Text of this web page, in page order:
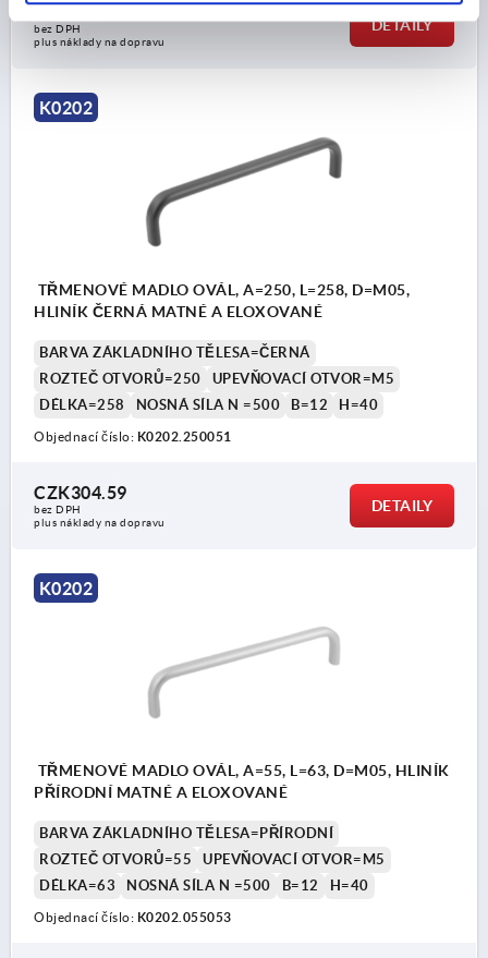
CZK292.58
bez DPH
plus náklady na dopravu
DETAILY
K0202
TŘMENOVÉ MADLO OVÁL, A=250, L=258, D=M05,
HLINÍK ČERNÁ MATNÉ A ELOXOVANÉ
BARVA ZÁKLADNÍHO TĚLESA=ČERNÁ
ROZTEČ OTVORŮ=250
UPEVŇOVACÍ OTVOR=M5
DÉLKA=258
NOSNÁ SÍLA N =500 B=12 H=40
Objednací číslo: K0202.250051
CZK304.59
bez DPH
plus náklady na dopravu
DETAILY
K0202
TŘMENOVÉ MADLO OVÁL, A=55, L=63, D=M05, HLINÍK
PŘÍRODNÍ MATNÉ A ELOXOVANÉ
BARVA ZÁKLADNÍHO TĚLESA=PŘÍRODNÍ
ROZTEČ OTVORŮ=55
UPEVŇOVACÍ OTVOR=M5
DÉLKA=63
NOSNÁ SÍLA N =500 B=12 H=40
Objednací číslo: K0202.055053